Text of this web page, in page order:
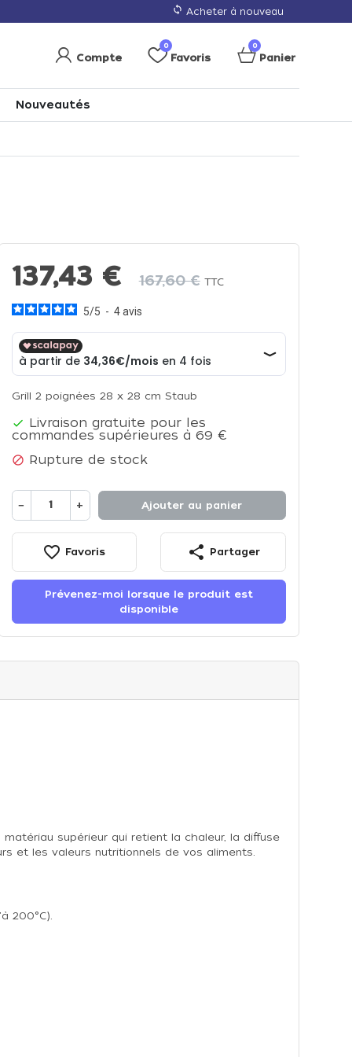
loop Acheter à nouveau
Compte
0
Favoris
0
Panier
Nouveautés
137,43 € 167,60 € TTC
5/5 - 4avis
Grill 2 poignées 28 x 28 cm Staub
 Livraison gratuite pour les
commandes supérieures à 69 €
 Rupture de stock
− + Ajouter au panier
favorite_border Favoris share Partager
Prévenez-moi lorsque le produit est
disponible
supérieur qui retient la chaleur, la diffuse
et les valeurs nutritionnels de vos aliments.
200°C).